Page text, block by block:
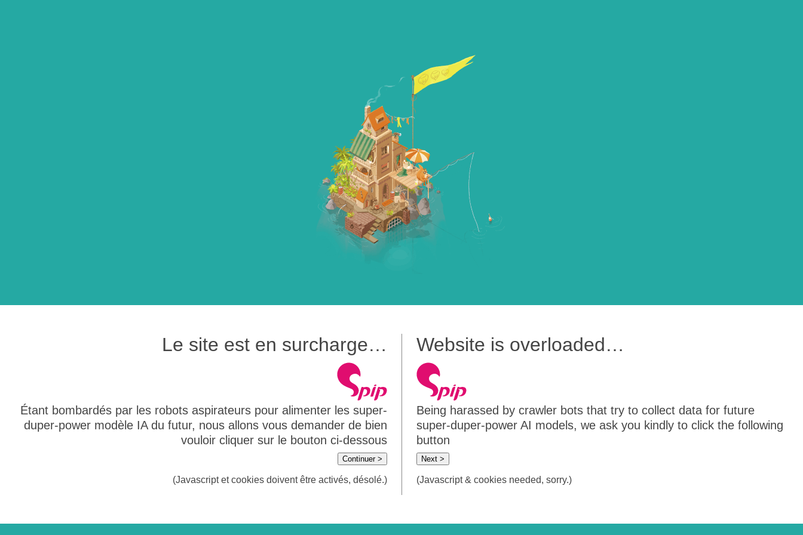
Le site est en surcharge…
Étant bombardés par les robots aspirateurs pour alimenter les super-
duper-power modèle IA du futur, nous allons vous demander de bien
vouloir cliquer sur le bouton ci-dessous
Continuer >
(Javascript et cookies doivent être activés, désolé.)
Website is overloaded…
Being harassed by crawler bots that try to collect data for future
super-duper-power AI models, we ask you kindly to click the following
button
Next >
(Javascript & cookies needed, sorry.)